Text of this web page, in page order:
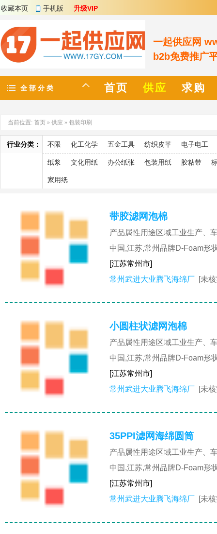
收藏本页 手机版 升级VIP
一起供应网
b2b免费推广
全 部 分 类 首页 供应 求购
当前位置: 首页 » 供应 » 包装印刷
行业分类： 不限 化工化学 五金工具 纺织皮革 电子电工
纸浆 文化用纸 办公纸张 包装用纸 胶粘带
家用纸
带胶滤网泡棉
产品属性用途区域工业生产、
中国,江苏,常州品牌D-Foam形
[江苏常州市]
常州武进大业腾飞海绵厂 [未
小圆柱状滤网泡棉
产品属性用途区域工业生产、
中国,江苏,常州品牌D-Foam形
[江苏常州市]
常州武进大业腾飞海绵厂 [未
35PPI滤网海绵圆筒
产品属性用途区域工业生产、
中国,江苏,常州品牌D-Foam形
[江苏常州市]
常州武进大业腾飞海绵厂 [未